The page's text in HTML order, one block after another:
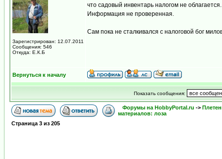
Зарегистрирован: 12.07.2011
Сообщения: 546
Откуда: Е.К.Б
что садовый инвентарь налогом не облагается.
Информация не проверенная.
Сам пока не сталкивался с налоговой бог
Вернуться к началу
Показать сообщения:
Форумы на HobbyPortal.ru ->
материалов: лоза
Страница 3 из 205